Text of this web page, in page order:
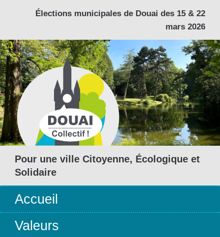
Élections municipales de Douai des 15 & 22
mars 2026
Pour une ville Citoyenne, Écologique et
Solidaire
Accueil
Valeurs